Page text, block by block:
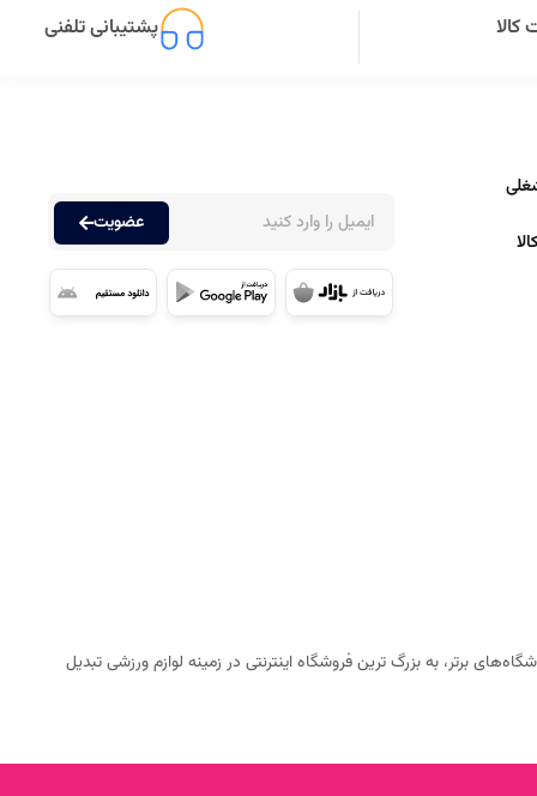
پشتیبانی تلفنی
عضویت
برتر، به بزرگ ترین فروشگاه اینترنتی در زمینه لوازم ورزشی تبدیل